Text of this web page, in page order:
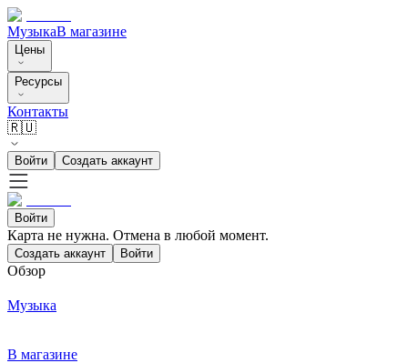
МузыкаВ магазине
Цены
Ресурсы
Контакты
🇷🇺
Войти Создать аккаунт
Войти
Карта не нужна. Отмена в любой момент.
Создать аккаунт Войти
Обзор
Музыка
В магазине